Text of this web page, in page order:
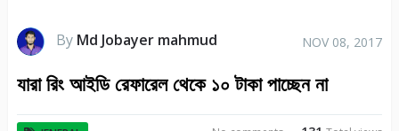
By Md Jobayer mahmud NOV 08, 2017
যারা রিং আইডি রেফারেল থেকে ১০ টাকা পাচ্ছেন না